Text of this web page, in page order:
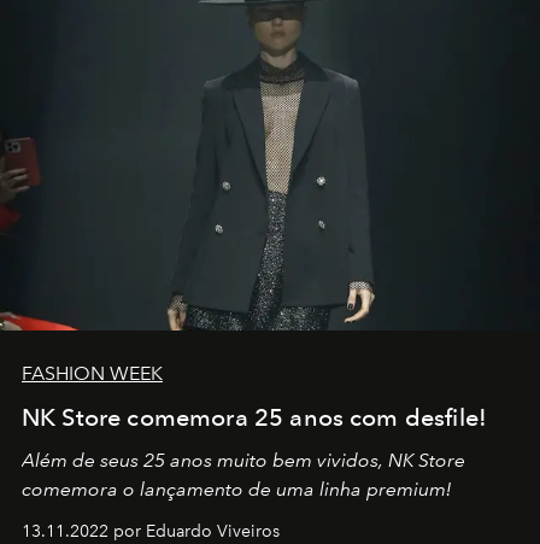
FASHION WEEK
NK Store comemora 25 anos com desfile!
Além de seus 25 anos muito bem vividos, NK Store
comemora o lançamento de uma linha premium!
13.11.2022 por Eduardo Viveiros